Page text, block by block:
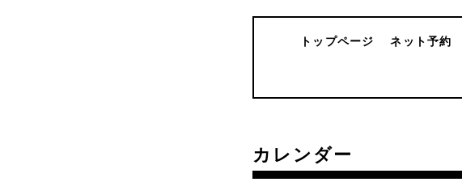
トップページ ネット予約
カレンダー